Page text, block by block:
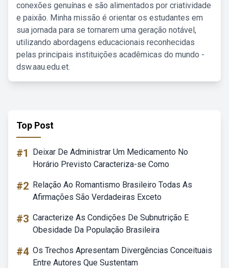
conexões genuínas e são alimentados por criatividade
e paixão. Minha missão é orientar os estudantes em
sua jornada para se tornarem uma geração notável,
utilizando abordagens educacionais reconhecidas
pelas principais instituições acadêmicas do mundo -
dsw.aau.edu.et.
Top Post
#1
Deixar De Administrar Um Medicamento No
Horário Previsto Caracteriza-se Como
#2 Relação Ao Romantismo Brasileiro Todas As
Afirmações São Verdadeiras Exceto
#3 Caracterize As Condições De Subnutrição E
Obesidade Da População Brasileira
#4 Os Trechos Apresentam Divergências Conceituais
Entre Autores Que Sustentam